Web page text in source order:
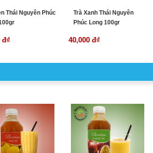
Thái Nguyên Phúc
đ₫
Trà Xanh Thái Nguyên
Phúc Long 100gr
40,000 đ₫